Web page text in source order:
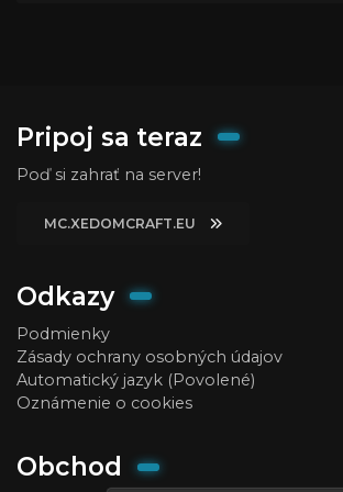
Pripoj sa teraz
Poď si zahrať na server!
MC.XEDOMCRAFT.EU
Odkazy
Podmienky
Zásady ochrany osobných údajov
Automatický jazyk (Povolené)
Oznámenie o cookies
Obchod